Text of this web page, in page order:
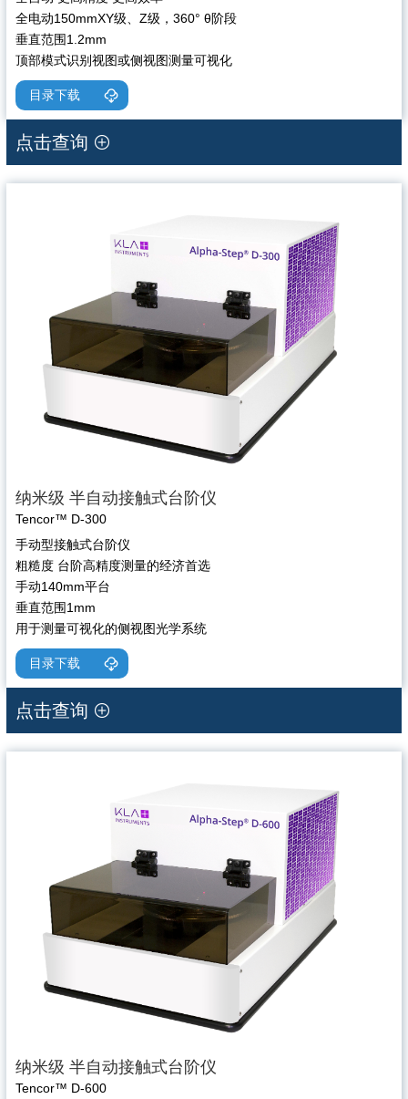
全电动150mmXY级、Z级，360° θ阶段
垂直范围1.2mm
顶部模式识别视图或侧视图测量可视化
目录下载
点击查询
纳米级 半自动接触式台阶仪
Tencor™ D-300
手动型接触式台阶仪
粗糙度 台阶高精度测量的经济首选
手动140mm平台
垂直范围1mm
用于测量可视化的侧视图光学系统
目录下载
点击查询
纳米级 半自动接触式台阶仪
Tencor™ D-600